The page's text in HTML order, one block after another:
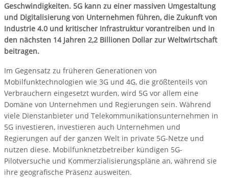
Geschwindigkeiten. 5G kann zu einer massiven Umgestaltung
und Digitalisierung von Unternehmen führen, die Zukunft von
Industrie 4.0 und kritischer Infrastruktur vorantreiben und in
den nächsten 14 Jahren 2,2 Billionen Dollar zur Weltwirtschaft
beitragen.
Im Gegensatz zu früheren Generationen von
Mobilfunktechnologien wie 3G und 4G, die größtenteils von
Verbrauchern eingesetzt wurden, wird 5G vor allem eine
Domäne von Unternehmen und Regierungen sein. Während
viele Dienstanbieter und Telekommunikationsunternehmen in
5G investieren, investieren auch Unternehmen und
Regierungen auf der ganzen Welt in private 5G-Netze und
nutzen diese. Mobilfunknetzbetreiber kündigen 5G-
Pilotversuche und Kommerzialisierungspläne an, während sie
ihre geografische Präsenz ausweiten.